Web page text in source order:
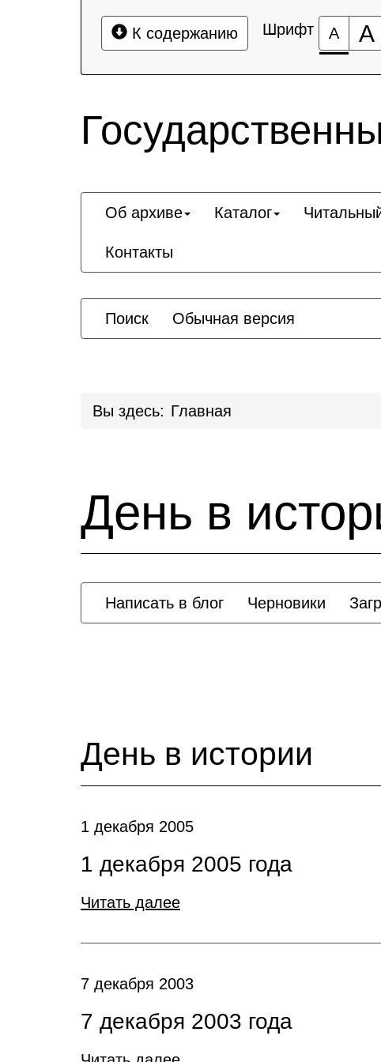
К содержанию Шрифт А А
Об архиве Каталог
Контакты
Поиск Обычная версия
Вы здесь: Главная
День в
Написать в блог Черновики
День в истории
1 декабря 2005
1 декабря 2005 года
Читать далее
7 декабря 2003
7 декабря 2003 года